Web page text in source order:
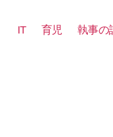
IT 育児 執事の